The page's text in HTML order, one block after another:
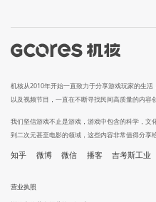
机核从2010年开始一直致力于分享游戏玩家的生
以及视频节目，一直在不断寻找民间高质量的内容创
我们坚信游戏不止是游戏，游戏中包含的科学，
到二次元甚至电影的领域，这些内容非常值得分享
知乎 微博 微信 播客 吉考斯工业
营业执照